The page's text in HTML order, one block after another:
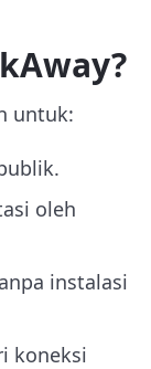
untuk:
oleh
instalasi
koneksi